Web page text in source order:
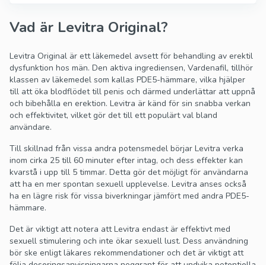
Vad är Levitra Original?
Levitra Original är ett läkemedel avsett för behandling av erektil
dysfunktion hos män. Den aktiva ingrediensen, Vardenafil, tillhör
klassen av läkemedel som kallas PDE5-hämmare, vilka hjälper
till att öka blodflödet till penis och därmed underlättar att uppnå
och bibehålla en erektion. Levitra är känd för sin snabba verkan
och effektivitet, vilket gör det till ett populärt val bland
användare.
Till skillnad från vissa andra potensmedel börjar Levitra verka
inom cirka 25 till 60 minuter efter intag, och dess effekter kan
kvarstå i upp till 5 timmar. Detta gör det möjligt för användarna
att ha en mer spontan sexuell upplevelse. Levitra anses också
ha en lägre risk för vissa biverkningar jämfört med andra PDE5-
hämmare.
Det är viktigt att notera att Levitra endast är effektivt med
sexuell stimulering och inte ökar sexuell lust. Dess användning
bör ske enligt läkares rekommendationer och det är viktigt att